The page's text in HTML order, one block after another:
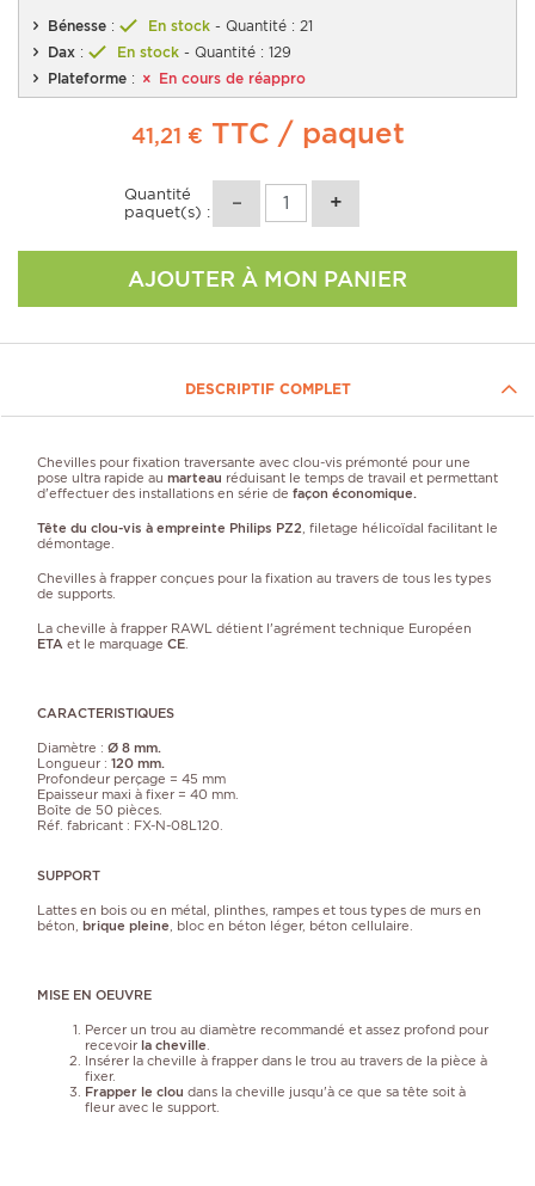
Bénesse : En stock - Quantité : 21
Dax : En stock - Quantité : 129
Plateforme : En cours de réappro
41,21 € TTC / paquet
Quantité
paquet(s) :
AJOUTER À MON PANIER
DESCRIPTIF COMPLET
Chevilles pour fixation traversante avec clou-vis prémonté pour une
pose ultra rapide au marteau réduisant le temps de travail et permettant
d'effectuer des installations en série de façon économique.
Tête du clou-vis à empreinte Philips PZ2 , filetage hélicoïdal facilitant le
démontage.
Chevilles à frapper conçues pour la fixation au travers de tous les types
de supports.
La cheville à frapper RAWL détient l'agrément technique Européen
ETA et le marquage CE
CARACTERISTIQUES
Diamètre : Ø 8 mm.
Longueur : 120 mm.
Profondeur perçage = 45 mm
Epaisseur maxi à fixer = 40 mm.
Boîte de 50 pièces.
Réf. fabricant : FX-N-08L120.
SUPPORT
Lattes en bois ou en métal, plinthes, rampes et tous types de murs en
béton, brique pleine , bloc en béton léger, béton cellulaire.
MISE EN OEUVRE
Percer un trou au diamètre recommandé et assez profond pour
recevoir la cheville
Insérer la cheville à frapper dans le trou au travers de la pièce à
fixer.
Frapper le clou dans la cheville jusqu'à ce que sa tête soit à
fleur avec le support.